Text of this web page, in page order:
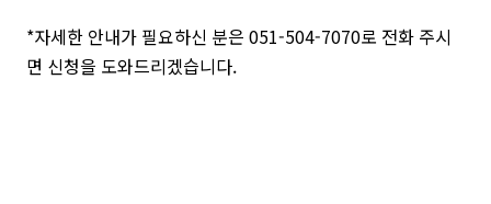
*자세한 안내가 필요하신 분은 051-504-7070로 전화 주시
면 신청을 도와드리겠습니다.